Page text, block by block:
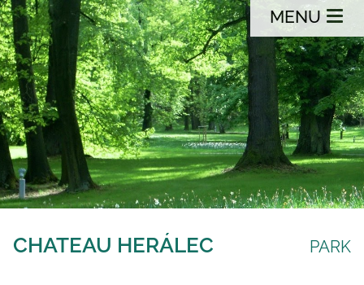
MENU
CHATEAU HERÁLEC PARK